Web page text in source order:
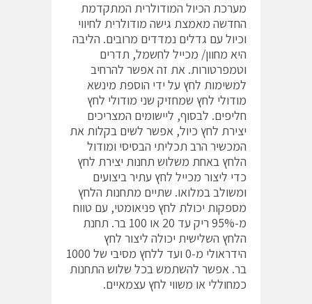
מערכת הכיול המודולרית המתקדמת
החדשה מאמצת גישה מודולרית לחיווי
וכיול עם גדלים נמדדים מרובים. הליבה
היא מחוון/ מכייל לחשמל, תדרים
וטמפרטורות. את זה אפשר להרחיב
למשימות לחץ על ידי הוספת מינשא
מודולי לחץ שמחזיק שני מודולי לחץ
חליפים. לבסוף, ליישומים המצריכים
יצירת לחץ כיול, אפשר לשים בקלות את
המכשיר הרב תכליתי הבסיסי ומודול
הלחץ באחת משלוש תחנות יצירת לחץ
כדי ליצור מכייל לחץ עתיר ביצועים
ומשולב במלואו. שתיים מתחנות הלחץ
מספקות יכולת לחץ פניאומטי, עם טווח
מ-95% ריק עד 20 או 100 בר. תחנת
הלחץ השלישית יכולה ליצור לחץ
הידראולי מ-0 ועד ללחץ מסיבי של 1000
בר. אפשר להשתמש בכל שלוש התחנות
כמחוללי או משווי לחץ עצמאיים.